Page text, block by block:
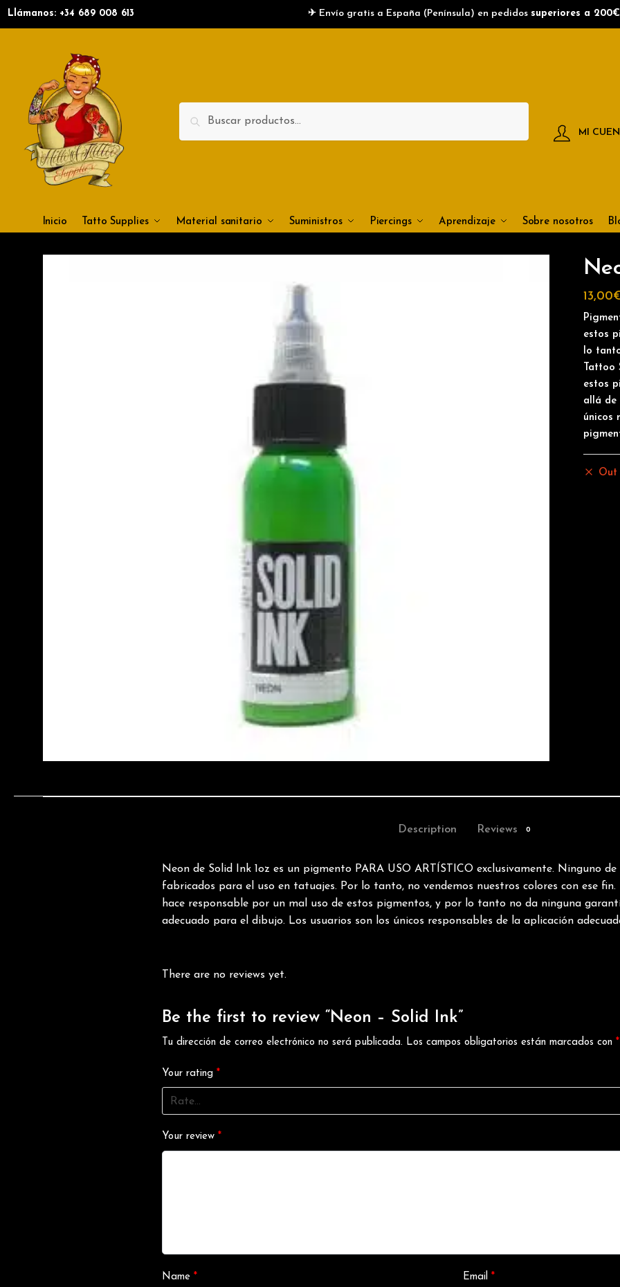
Llámanos: +34 689 008 613 ✈ Envío gratis a España (Península) en pedidos superiores a 200€
Search
MI
Inicio Tatto Supplies Material sanitario Suministros Piercings Aprendizaje Sobre nosotros
13,00
estos
lo
Tattoo
estos
allá de
únicos
Out
Description Reviews 0
Neon de Solid Ink 1oz es un pigmento PARA USO ARTÍSTICO exclusivamente. Ninguno
fabricados para el uso en tatuajes. Por lo tanto, no vendemos nuestros colores con ese
hace responsable por un mal uso de estos pigmentos, y por lo tanto no da ninguna
adecuado para el dibujo. Los usuarios son los únicos responsables de la aplicación
There are no reviews yet.
Be the first to review “Neon – Solid Ink”
Tu dirección de correo electrónico no será publicada. Los campos obligatorios están marcados con *
Your rating *
Your review *
Name * Email*